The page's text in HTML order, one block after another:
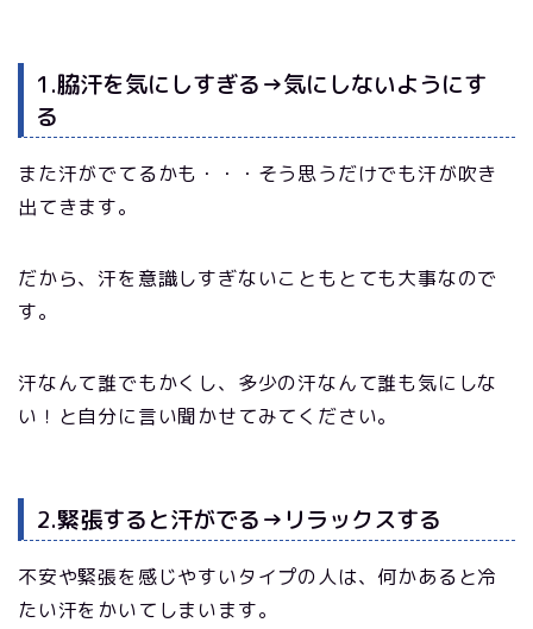
1.脇汗を気にしすぎる→気にしないようにす
る
また汗がでてるかも・・・そう思うだけでも汗が吹き
出てきます。
だから、汗を意識しすぎないこともとても大事なので
す。
汗なんて誰でもかくし、多少の汗なんて誰も気にしな
い！と自分に言い聞かせてみてください。
2.緊張すると汗がでる→リラックスする
不安や緊張を感じやすいタイプの人は、何かあると冷
たい汗をかいてしまいます。